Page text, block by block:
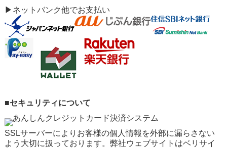
▶ネットバンク他でお支払い
■セキュリティについて
SSLサーバーによりお客様の個人情報を外部に漏らさない
よう大切に扱っております。弊社ウェブサイトはベリサイ